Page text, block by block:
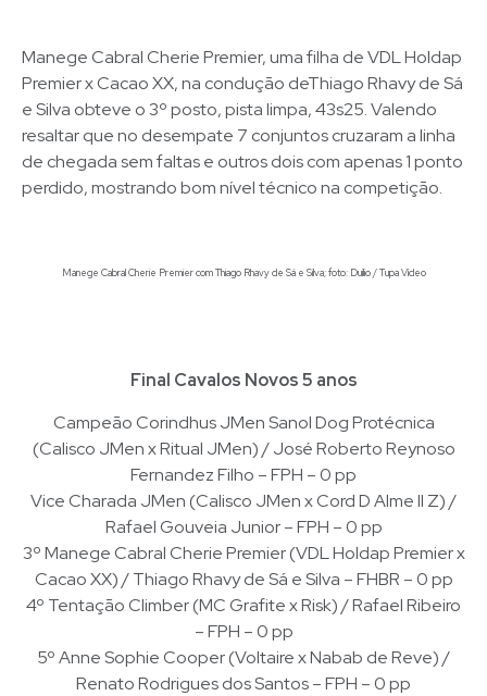
Manege Cabral Cherie Premier, uma filha de VDL Holdap
Premier x Cacao XX, na condução deThiago Rhavy de Sá
e Silva obteve o 3º posto, pista limpa, 43s25. Valendo
resaltar que no desempate 7 conjuntos cruzaram a linha
de chegada sem faltas e outros dois com apenas 1 ponto
perdido, mostrando bom nível técnico na competição.
Manege Cabral Cherie Premier com Thiago Rhavy de Sá e Silva; foto: Duílio / Tupa Vídeo
Final Cavalos Novos 5 anos
Campeão Corindhus JMen Sanol Dog Protécnica
(Calisco JMen x Ritual JMen) / José Roberto Reynoso
Fernandez Filho – FPH – 0 pp
Vice Charada JMen (Calisco JMen x Cord D Alme II Z) /
Rafael Gouveia Junior – FPH – 0 pp
3º Manege Cabral Cherie Premier (VDL Holdap Premier x
Cacao XX) / Thiago Rhavy de Sá e Silva – FHBR – 0 pp
4º Tentação Climber (MC Grafite x Risk) / Rafael Ribeiro
– FPH – 0 pp
5º Anne Sophie Cooper (Voltaire x Nabab de Reve) /
Renato Rodrigues dos Santos – FPH – 0 pp